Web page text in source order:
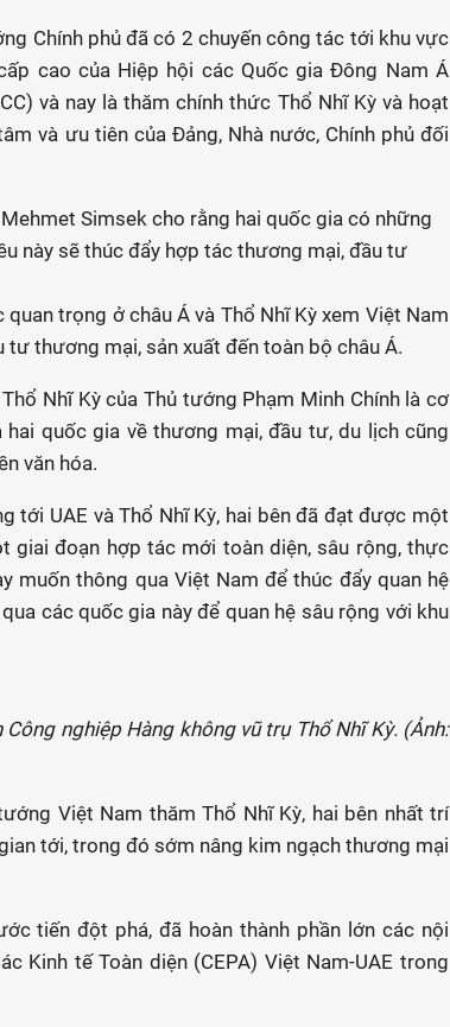
Chính phủ đã có 2 chuyến công tác tới khu vực
cao của Hiệp hội các Quốc gia Đông Nam Á
và nay là thăm chính thức Thổ Nhĩ Kỳ và hoạt
và ưu tiên của Đảng, Nhà nước, Chính phủ đối
Simsek cho rằng hai quốc gia có những
này sẽ thúc đẩy hợp tác thương mại, đầu tư
trọng ở châu Á và Thổ Nhĩ Kỳ xem Việt Nam
thương mại, sản xuất đến toàn bộ châu Á.
Nhĩ Kỳ của Thủ tướng Phạm Minh Chính là cơ
quốc gia về thương mại, đầu tư, du lịch cũng
văn hóa.
tới UAE và Thổ Nhĩ Kỳ, hai bên đã đạt được một
giai đoạn hợp tác mới toàn diện, sâu rộng, thực
muốn thông qua Việt Nam để thúc đẩy quan hệ
các quốc gia này để quan hệ sâu rộng với khu
nghiệp Hàng không vũ trụ Thổ Nhĩ Kỳ. (Ảnh:
Việt Nam thăm Thổ Nhĩ Kỳ, hai bên nhất trí
tới, trong đó sớm nâng kim ngạch thương mại
tiến đột phá, đã hoàn thành phần lớn các nội
Kinh tế Toàn diện (CEPA) Việt Nam-UAE trong